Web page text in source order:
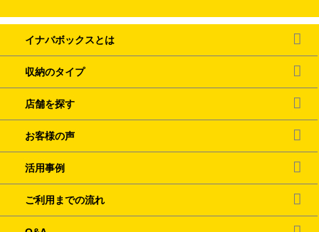
イナバボックスとは
収納のタイプ
店舗を探す
お客様の声
活用事例
ご利用までの流れ